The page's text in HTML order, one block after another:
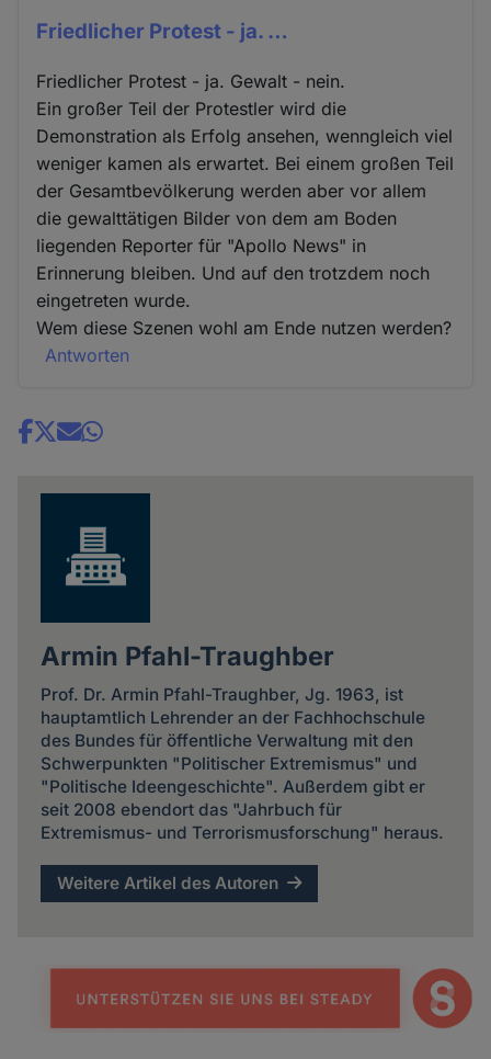
Friedlicher Protest - ja. …
Friedlicher Protest - ja. Gewalt - nein.
Ein großer Teil der Protestler wird die
Demonstration als Erfolg ansehen, wenngleich viel
weniger kamen als erwartet. Bei einem großen Teil
der Gesamtbevölkerung werden aber vor allem
die gewalttätigen Bilder von dem am Boden
liegenden Reporter für "Apollo News" in
Erinnerung bleiben. Und auf den trotzdem noch
eingetreten wurde.
Wem diese Szenen wohl am Ende nutzen werden?
Antworten
Share
Armin Pfahl-Traughber
Prof. Dr. Armin Pfahl-Traughber, Jg. 1963, ist
hauptamtlich Lehrender an der Fachhochschule
des Bundes für öffentliche Verwaltung mit den
Schwerpunkten "Politischer Extremismus" und
"Politische Ideengeschichte". Außerdem gibt er
seit 2008 ebendort das "Jahrbuch für
Extremismus- und Terrorismusforschung" heraus.
Weitere Artikel des Autoren